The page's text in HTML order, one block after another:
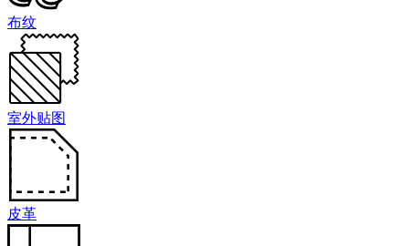
布纹
室外贴图
皮革